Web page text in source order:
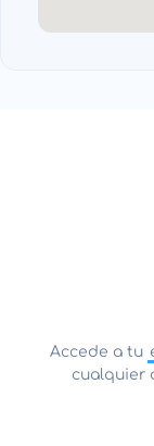
Accede a tu
cualquier